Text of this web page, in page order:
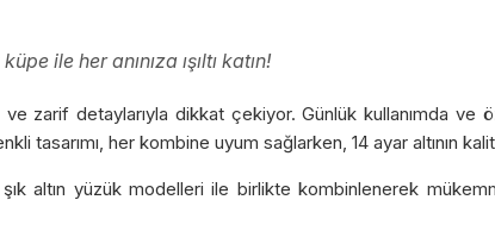
ile her anınıza ışıltı katın!
zarif detaylarıyla dikkat çekiyor. Günlük kullanımda
tasarımı, her kombine uyum sağlarken, 14 ayar altının
altın yüzük modelleri ile birlikte kombinlenerek